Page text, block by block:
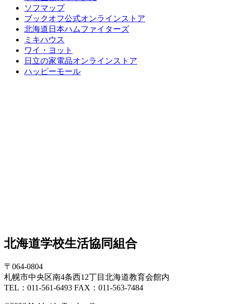
ソフマップ
ブックオフ公式オンラインストア
北海道日本ハムファイターズ
ミキハウス
ワイ・ヨット
日立の家電品オンラインストア
ハッピーモール
北海道学校生活協同組合
〒064-0804
札幌市中央区南4条西12丁目北海道教育会館内
TEL：011-561-6493 FAX：011-563-7484